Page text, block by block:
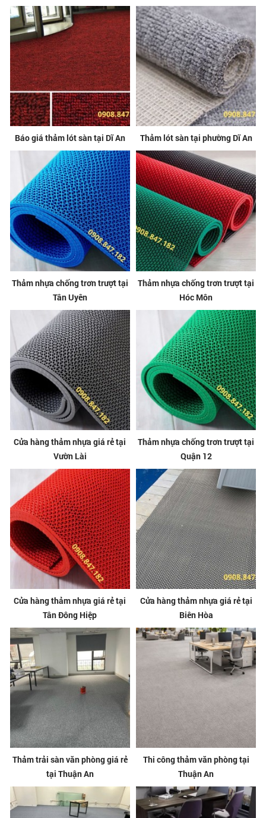
Báo giá thảm lót sàn tại Dĩ An Thảm lót sàn tại phường Dĩ An
Thảm nhựa chống trơn trượt tại
Tân Uyên
Thảm nhựa chống trơn trượt tại
Hóc Môn
Cửa hàng thảm nhựa giá rẻ tại
Vườn Lài
Thảm nhựa chống trơn trượt tại
Quận 12
Cửa hàng thảm nhựa giá rẻ tại
Tân Đông Hiệp
Cửa hàng thảm nhựa giá rẻ tại
Biên Hòa
Thảm trải sàn văn phòng giá rẻ
tại Thuận An
Thi công thảm văn phòng tại
Thuận An